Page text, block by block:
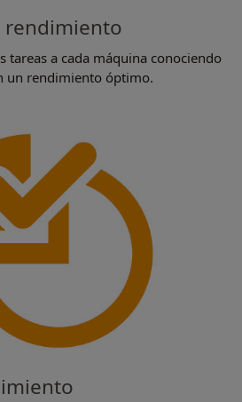
tareas a cada máquina conociendo
un rendimiento óptimo.